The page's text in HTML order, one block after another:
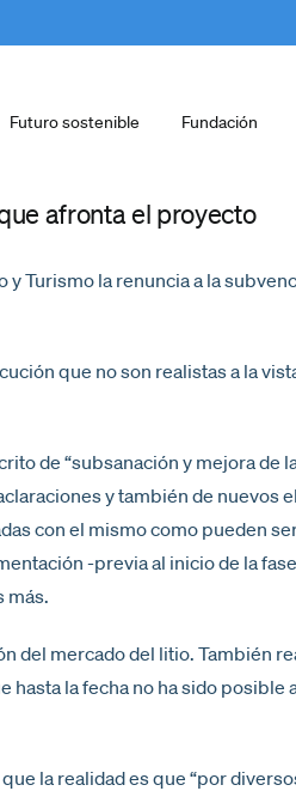
Futuro sostenible Fundación
afronta el proyecto
Turismo la renuncia a la
que no son realistas a la
de “subsanación y mejora
y también de
con el mismo como pueden
-previa al inicio de la
más.
del mercado del litio. También
la fecha no ha sido
la realidad es que “por